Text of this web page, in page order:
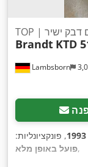
Lambsborn
Brandt KTD
1993, פונקציונליות:
פועל באופן מלא,